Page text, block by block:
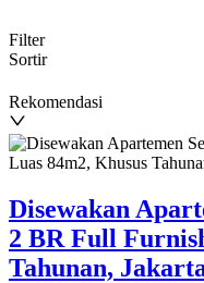
Filter
Sortir
Rekomendasi
Disewakan
2 BR Full
Tahunan,